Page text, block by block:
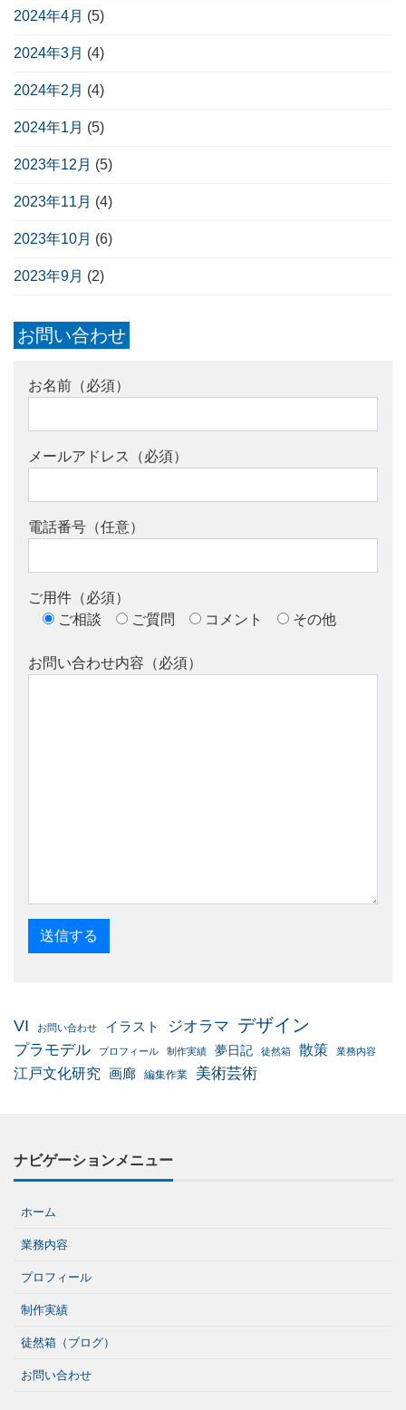
2024年4月 (5)
2024年3月 (4)
2024年2月 (4)
2024年1月 (5)
2023年12月 (5)
2023年11月 (4)
2023年10月 (6)
2023年9月 (2)
お問い合わせ
お名前（必須）
メールアドレス（必須）
電話番号（任意）
ご用件（必須）
ご相談
ご質問 コメント その他
お問い合わせ内容（必須）
VI お問い合わせ イラスト ジオラマ デザイン
プラモデル プロフィール 制作実績 夢日記 徒然箱 散策 業務内容
江戸文化研究 画廊 編集作業 美術芸術
ナビゲーションメニュー
ホーム
業務内容
プロフィール
制作実績
徒然箱（ブログ）
お問い合わせ